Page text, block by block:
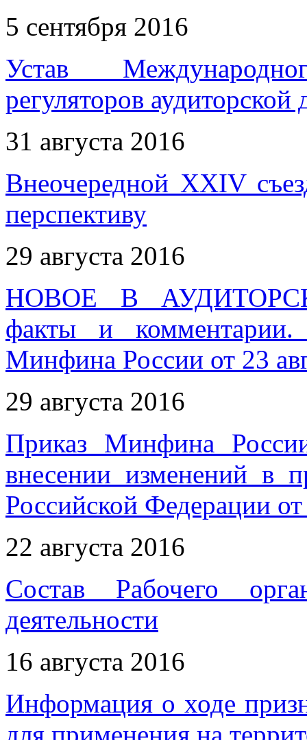
5 сентября 2016
Устав
регуляторов аудиторской
31 августа 2016
Внеочередной XXIV
перспективу
29 августа 2016
НОВОЕ В
факты и комментарии.
Минфина России от 23
29 августа 2016
Приказ Минфина
внесении изменений в
Российской Федерации
22 августа 2016
Состав Рабочего
деятельности
16 августа 2016
Информация о ходе
для применения на